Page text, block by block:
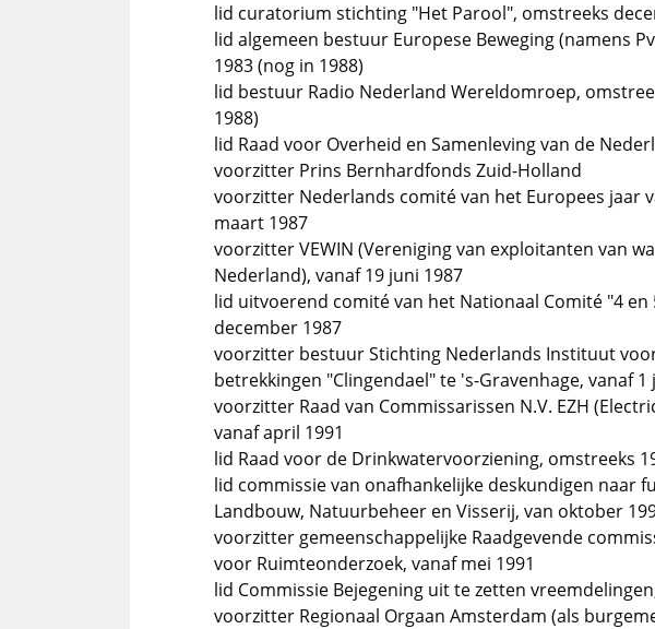
lid curatorium stichting "Het Parool", omstreeks
lid algemeen bestuur Europese Beweging (namens
1983 (nog in 1988)
lid bestuur Radio Nederland Wereldomroep,
1988)
lid Raad voor Overheid en Samenleving van de
voorzitter Prins Bernhardfonds Zuid-Holland
voorzitter Nederlands comité van het Europees jaar
maart 1987
voorzitter VEWIN (Vereniging van exploitanten van
Nederland), vanaf 19 juni 1987
lid uitvoerend comité van het Nationaal Comité "4 en
december 1987
voorzitter bestuur Stichting Nederlands Instituut
betrekkingen "Clingendael" te 's-Gravenhage, vanaf 1
voorzitter Raad van Commissarissen N.V. EZH
vanaf april 1991
lid Raad voor de Drinkwatervoorziening, omstreeks
lid commissie van onafhankelijke deskundigen naar
Landbouw, Natuurbeheer en Visserij, van oktober
voorzitter gemeenschappelijke Raadgevende
voor Ruimteonderzoek, vanaf mei 1991
lid Commissie Bejegening uit te zetten
voorzitter Regionaal Orgaan Amsterdam (als